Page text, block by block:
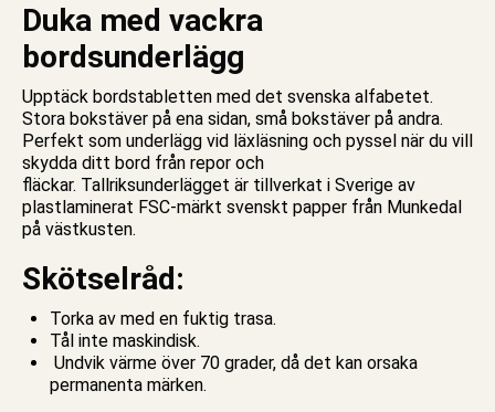
Duka med vackra
bordsunderlägg
Upptäck bordstabletten med det svenska alfabetet.
Stora bokstäver på ena sidan, små bokstäver på andra.
Perfekt som underlägg vid läxläsning och pyssel när du vill
skydda ditt bord från repor och
fläckar. Tallriksunderlägget är tillverkat i Sverige av
plastlaminerat FSC-märkt svenskt papper från Munkedal
på västkusten.
Skötselråd:
Torka av med en fuktig trasa.
Tål inte maskindisk.
Undvik värme över 70 grader, då det kan orsaka
permanenta märken.